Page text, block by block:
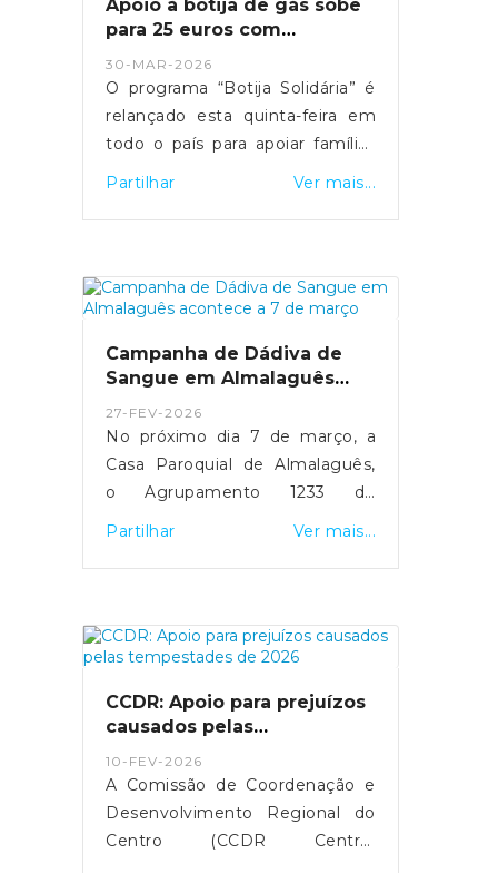
Apoio à botija de gás sobe
para 25 euros com
30-MAR-2026
O programa “Botija Solidária” é
relançado esta quinta-feira em
todo o país para apoiar famílias
de gás. O primeiro-ministro Luís
aumento da comparticipação de
15 para 25 euros durante os
justificando a medida com o
impacto da guerra no Médio
Oriente.
Partilhar Ver mais...
Campanha de Dádiva de
Sangue em Almalaguês
27-FEV-2026
No próximo dia 7 de março, a
Casa Paroquial de Almalaguês,
o Agrupamento 1233 de
sangue, convidando toda a
gesto simples que pode salvar
vidas.Sob o mote “Há um amigo
desafia cada pessoa a sentir a
alegria de ajudar alguém que
não conhece. A recolha decorre
entre as 9h00 e as 13h00, numa
ação que pretende reforçar as
reservas de sangue e
Partilhar Ver mais...
CCDR: Apoio para prejuízos
causados pelas
10-FEV-2026
A Comissão de Coordenação e
Desenvolvimento Regional do
Centro (CCDR Centro)